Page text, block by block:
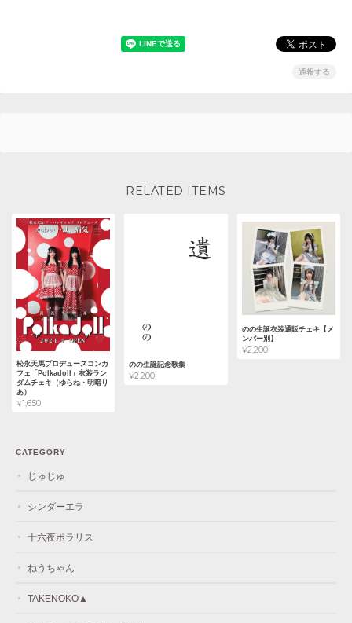
通報する
RELATED ITEMS
松永天馬プロデュースコンカ
フェ「Polkadoll」衣装ラン
ダムチェキ（ゆらね・明暗り
あ）
¥1,650
のの生誕記念歌集
¥2,200
のの生誕衣装通販チェキ【メ
ンバー別】
¥2,200
CATEGORY
じゅじゅ
シンダーエラ
十六夜ポラリス
ねうちゃん
TAKENOKO▲